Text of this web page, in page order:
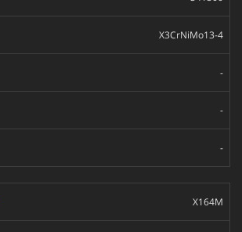
X3CrNiMo13-4
-
-
-
X164M